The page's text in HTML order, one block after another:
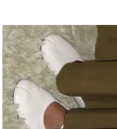
TERMOS MAIS BUSCADOS
vestido